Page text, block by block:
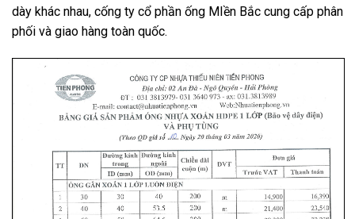
dày khác nhau, cống ty cổ phần ống MIền Bắc cung cấp phân
phối và giao hàng toàn quốc.